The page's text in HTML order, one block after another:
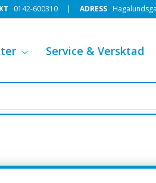
0142-600310 | ADRESS
Service & Versktad